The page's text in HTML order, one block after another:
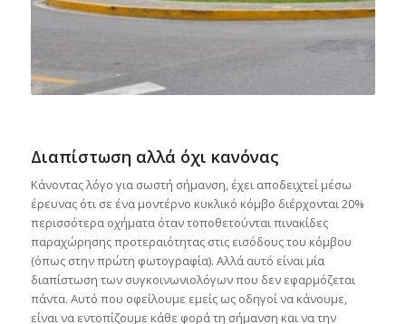
Διαπίστωση αλλά όχι κανόνας
Κάνοντας λόγο για σωστή σήμανση, έχει αποδειχτεί μέσω
έρευνας ότι σε ένα μοντέρνο κυκλικό κόμβο διέρχονται 20%
περισσότερα οχήματα όταν τοποθετούνται πινακίδες
παραχώρησης προτεραιότητας στις εισόδους του κόμβου
(όπως στην πρώτη φωτογραφία). Αλλά αυτό είναι μία
διαπίστωση των συγκοινωνιολόγων που δεν εφαρμόζεται
πάντα. Αυτό που οφείλουμε εμείς ως οδηγοί να κάνουμε,
είναι να εντοπίζουμε κάθε φορά τη σήμανση και να την